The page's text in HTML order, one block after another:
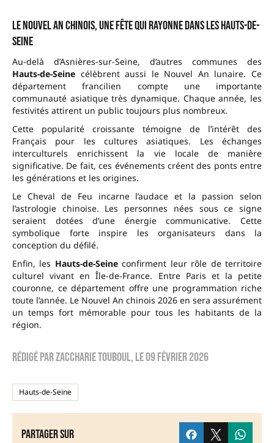
Le Nouvel An chinois, une fête qui rayonne dans les Hauts-de-
Seine
Au-delà d’Asnières-sur-Seine, d’autres communes des
Hauts-de-Seine célèbrent aussi le Nouvel An lunaire. Ce
département francilien compte une importante
communauté asiatique très dynamique. Chaque année, les
festivités attirent un public toujours plus nombreux.
Cette popularité croissante témoigne de l’intérêt des
Français pour les cultures asiatiques. Les échanges
interculturels enrichissent la vie locale de manière
significative. De fait, ces événements créent des ponts entre
les générations et les origines.
Le Cheval de Feu incarne l’audace et la passion selon
l’astrologie chinoise. Les personnes nées sous ce signe
seraient dotées d’une énergie communicative. Cette
symbolique forte inspire les organisateurs dans la
conception du défilé.
Enfin, les Hauts-de-Seineconfirment leur rôle de territoire
culturel vivant en Île-de-France. Entre Paris et la petite
couronne, ce département offre une programmation riche
toute l’année. Le Nouvel An chinois 2026 en sera assurément
un temps fort mémorable pour tous les habitants de la
région.
Rédigé parzaccharie touboul, le09 février 2026
Hauts-de-Seine
Partager sur